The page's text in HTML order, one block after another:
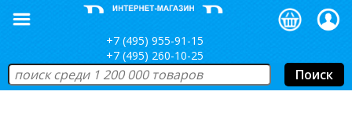
+7 (495) 955-91-15
+7 (495) 260-10-25